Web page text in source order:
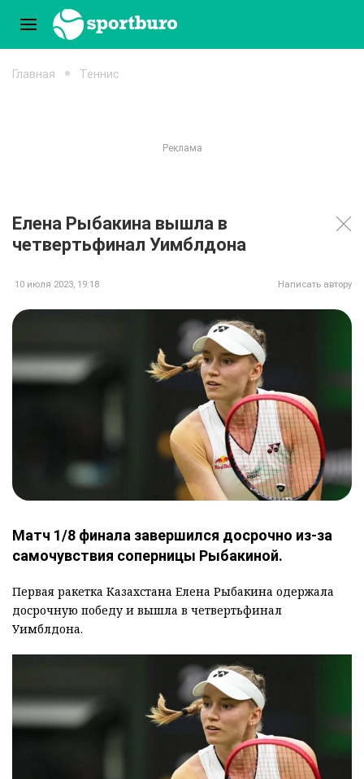
Главная Теннис
Елена Рыбакина вышла в
четвертьфинал Уимблдона
10 июля 2023, 19:18 Написать автору
Матч 1/8 финала завершился досрочно из-за
самочувствия соперницы Рыбакиной.
Первая ракетка Казахстана Елена Рыбакина одержала
досрочную победу и вышла в четвертьфинал
Уимблдона.